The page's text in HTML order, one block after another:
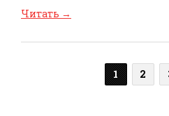
Читать →
1 2